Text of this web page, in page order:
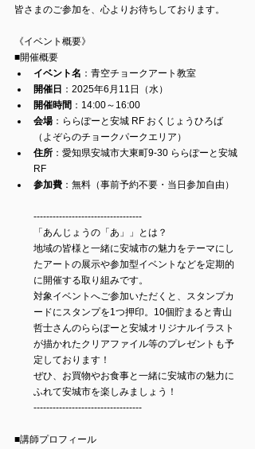
皆さまのご参加を、心よりお待ちしております。
《イベント概要》
■開催概要
イベント名 ：青空チョークアート教室
開催日 ：2025年6月11日（水）
開催時間 ：14:00～16:00
会場 ：ららぽーと安城 RF おくじょうひろば
（よぞらのチョークパークエリア）
住所 ：愛知県安城市大東町9-30 ららぽーと安城
RF
参加費 ：無料（事前予約不要・当日参加自由）
----------------------------------
「あんじょうの「あ」」とは？
地域の皆様と一緒に安城市の魅力をテーマにし
たアートの展示や参加型イベントなどを定期的
に開催する取り組みです。
対象イベントへご参加いただくと、スタンプカ
ードにスタンプを1つ押印。10個貯まると青山
哲士さんのららぽーと安城オリジナルイラスト
が描かれたクリアファイル等のプレゼントも予
定しております！
ぜひ、お買物やお食事と一緒に安城市の魅力に
ふれて安城市を楽しみましょう！
----------------------------------
■講師プロフィール